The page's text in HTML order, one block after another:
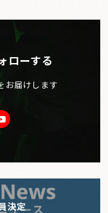
ローする
お届けします
Youtube
決定